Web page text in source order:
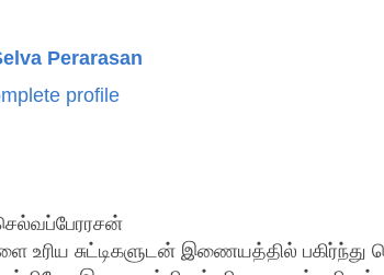
Perarasan
profile
உரிய சுட்டிகளுடன் இணையத்தில்